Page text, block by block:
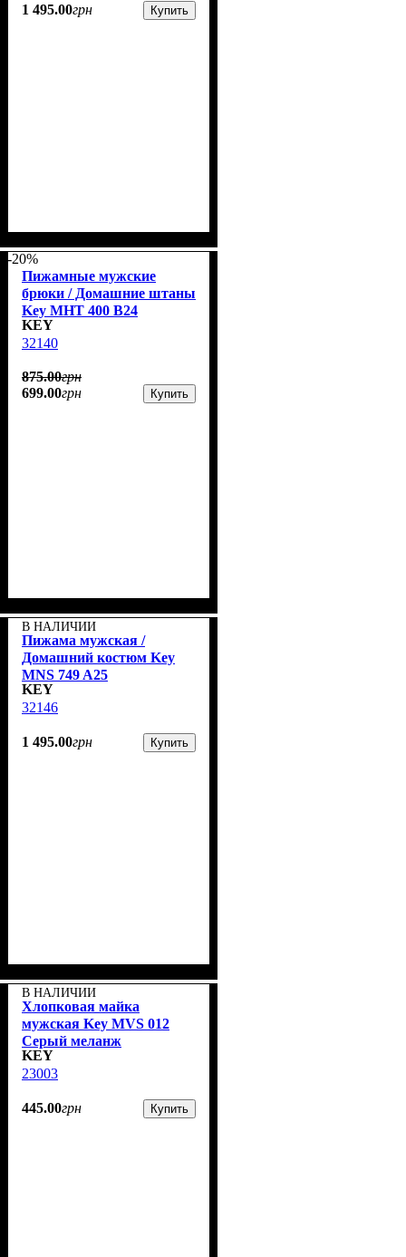
1 495.00грн Купить
-20%
Пижамные мужские
брюки / Домашние штаны
Key MHT 400 B24
KEY
32140
875.00грн
699.00грн Купить
В НАЛИЧИИ
Пижама мужская /
Домашний костюм Key
MNS 749 A25
KEY
32146
1 495.00грн Купить
В НАЛИЧИИ
Хлопковая майка
мужская Key MVS 012
Серый меланж
KEY
23003
445.00грн Купить